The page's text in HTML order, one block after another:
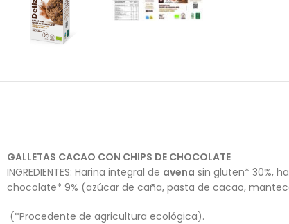
GALLETAS CACAO CON CHIPS DE CHOCOLATE
INGREDIENTES: Harina integral de avena sin gluten* 30%,
chocolate* 9% (azúcar de caña, pasta de cacao,
(*Procedente de agricultura ecológica).